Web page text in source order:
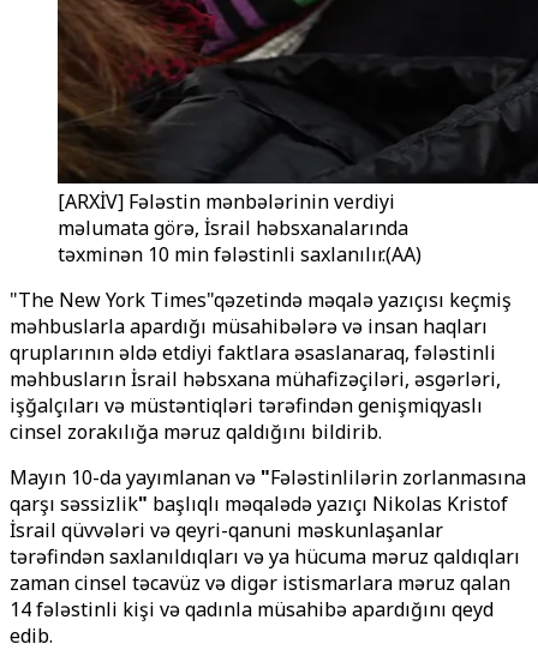
[ARXİV] Fələstin mənbələrinin verdiyi
məlumata görə, İsrail həbsxanalarında
təxminən 10 min fələstinli saxlanılır.(AA)
"The New York Times"qəzetində məqalə yazıçısı keçmiş
məhbuslarla apardığı müsahibələrə və insan haqları
qruplarının əldə etdiyi faktlara əsaslanaraq, fələstinli
məhbusların İsrail həbsxana mühafizəçiləri, əsgərləri,
işğalçıları və müstəntiqləri tərəfindən genişmiqyaslı
cinsel zorakılığa məruz qaldığını bildirib.
Mayın 10-da yayımlanan və "Fələstinlilərin zorlanmasına
qarşı səssizlik" başlıqlı məqalədə yazıçı Nikolas Kristof
İsrail qüvvələri və qeyri-qanuni məskunlaşanlar
tərəfindən saxlanıldıqları və ya hücuma məruz qaldıqları
zaman cinsel təcavüz və digər istismarlara məruz qalan
14 fələstinli kişi və qadınla müsahibə apardığını qeyd
edib.